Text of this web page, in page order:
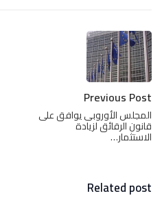
Previous Post
المجلس الأوروبى يوافق على
قانون الرقائق لزيادة
الاستثمار…
Related post